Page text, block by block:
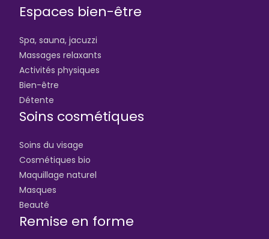
Espaces bien-être
Spa, sauna, jacuzzi
Massages relaxants
Activités physiques
Bien-être
Détente
Soins cosmétiques
Soins du visage
Cosmétiques bio
Maquillage naturel
Masques
Beauté
Remise en forme